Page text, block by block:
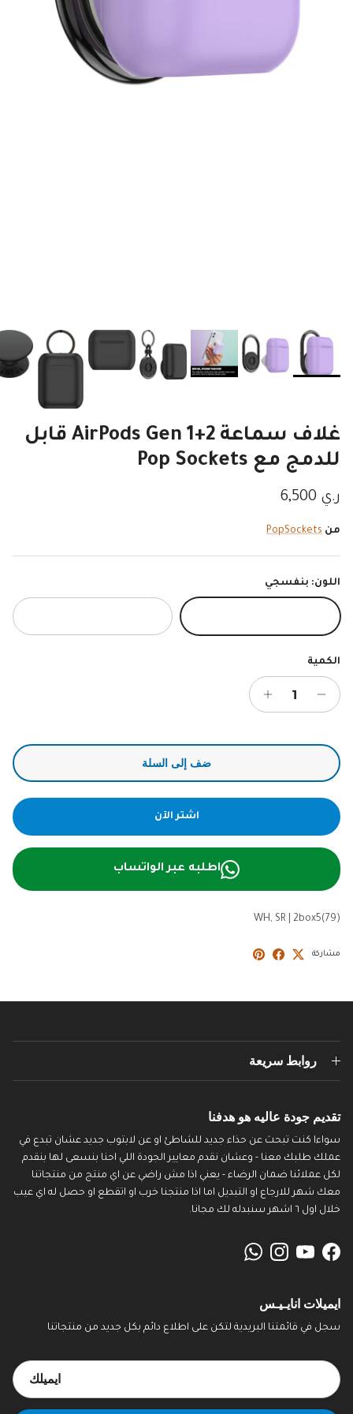
غلاف سماعة AirPods Gen 1+2 قابل
للدمج مع Pop Sockets
السعر الاصلي
ر.ي 6,500
من PopSockets
اللون: بنفسجي
الكمية
ضف إلى السلة
اشتر الآن
اطلبه عبر الواتساب
WH, SR 2box5(79)
مشاركة
روابط سريعة
تقديم جودة عاليه هو هدفنا
سواءا كنت تبحث عن حذاء جديد للشاطئ او عن لابتوب جديد عشان تبدع في
عملك طلبك معنا - وعشان نقدم معايير الجودة اللي احنا بنسعى لها بنقدم
لكل عملائنا ضمان الرضاء - يعني اذا مش راضي عن اي منتج من منتجاتنا
معك شهر للارجاع او التبديل اما اذا منتجنا خرب او اتقطع او حصل له اي عيب
خلال اول ٦ اشهر سنبدله لك مجانا.
Facebook
YouTube
Instagram
WhatsApp
ايميلات انايـيـس
سجل في قائمتنا البريدية لتكن على اطلاع دائم بكل جديد من منتجاتنا